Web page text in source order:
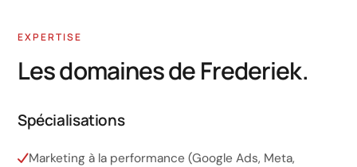
EXPERTISE
Les domaines de Frederiek.
Spécialisations
Marketing à la performance (Google Ads, Meta,